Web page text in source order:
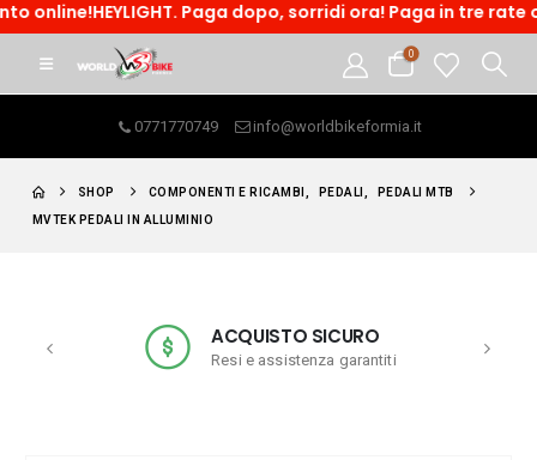
Paga dopo, sorridi ora! Paga in tre rate o
0
0771770749 info@worldbikeformia.it
SHOP COMPONENTI E RICAMBI PEDALI PEDALI MTB
MVTEK PEDALI IN ALLUMINIO
ACQUISTO SICURO
Resi e assistenza garantiti